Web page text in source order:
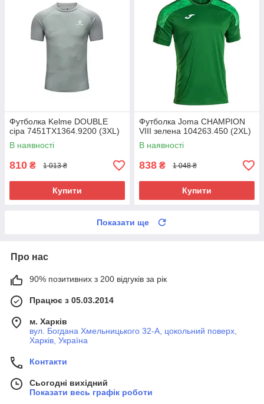
Футболка Kelme DOUBLE
сіра 7451TX1364.9200 (3XL)
В наявності
810 ₴ 1 013 ₴
Купити
Футболка Joma CHAMPION
VIII зелена 104263.450 (2XL)
В наявності
838 ₴ 1 048 ₴
Купити
Показати ще
Про нас
90% позитивних з 200 відгуків за рік
Працює з 05.03.2014
м. Харків
вул. Богдана Хмельницького 32-А, цокольний поверх,
Харків, Україна
Контакти
Сьогодні вихідний
Показати весь графік роботи